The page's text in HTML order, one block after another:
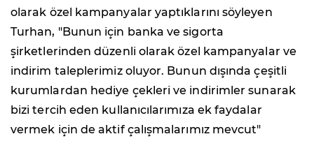
olarak özel kampanyalar yaptıklarını söyleyen
Turhan, "Bunun için banka ve sigorta
şirketlerinden düzenli olarak özel kampanyalar ve
indirim taleplerimiz oluyor. Bunun dışında çeşitli
kurumlardan hediye çekleri ve indirimler sunarak
bizi tercih eden kullanıcılarımıza ek faydalar
vermek için de aktif çalışmalarımız mevcut"